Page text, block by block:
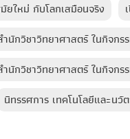
ยใหม่ กับโลกเสมือนจริง
นักวิชาวิทยาศาสตร์ ในกิจก
นักวิชาวิทยาศาสตร์ ในกิจก
นิทรรศการ เทคโนโลยีและน